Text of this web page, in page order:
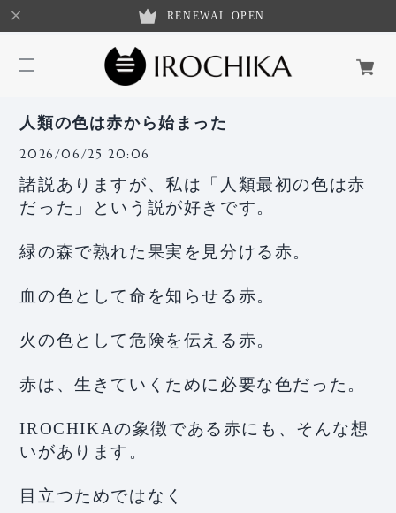
RENEWAL OPEN
人類の色は赤から始まった
2026/06/25 20:06
諸説ありますが、私は「人類最初の色は赤
だった」という説が好きです。
緑の森で熟れた果実を見分ける赤。
血の色として命を知らせる赤。
火の色として危険を伝える赤。
赤は、生きていくために必要な色だった。
IROCHIKAの象徴である赤にも、そんな想
いがあります。
目立つためではなく